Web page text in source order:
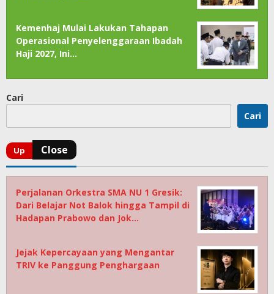
Kemenhaj Mulai Lakukan Tahapan
Operasional Penyelenggaraan Ibadah
Haji 2027, Ini…
Cari
Cari
Perjalanan Orkestra SMA NU 1 Gresik:
Dari Belajar Not Balok hingga Tampil di
Hadapan Prabowo dan Jok…
Jejak Kepercayaan yang Mengantar
TRIV ke Panggung Penghargaan